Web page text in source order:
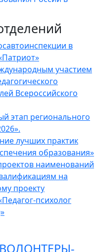
в
участием
Всероссийского
этап регионального
лучших практик
образования»
наименований
на
проекту
психолог
ВОЛОНТЕРЫ-